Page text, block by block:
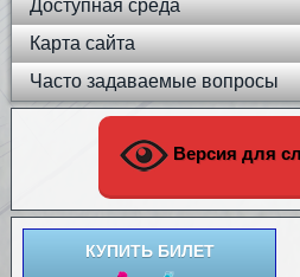
Доступная среда
Карта сайта
Часто задаваемые вопросы
Версия для
КУПИТЬ БИЛЕТ